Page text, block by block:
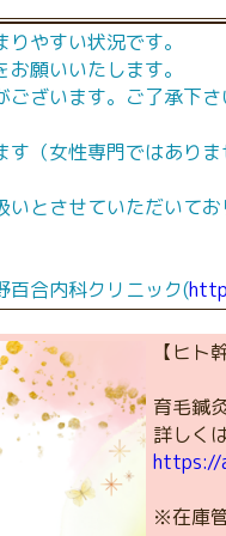
やすい状況です。
願いいたします。
ございます。ご了承下
（女性専門ではありま
とさせていただいてお
合内科クリニック(
【ヒト
育毛鍼
詳しく
https://
※在庫